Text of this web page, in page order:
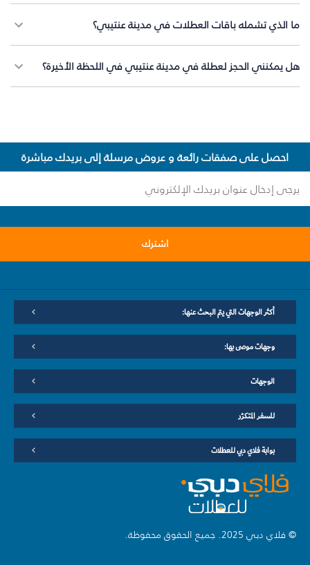
ما الذي تشمله باقات العطلات في مدينة عنتيبي؟
هل يمكنني الحجز لعطلة في مدينة عنتيبي في اللحظة الأخيرة؟
احصل على صفقات رائعة و عروض مرسلة إلى بريدك مباشرة
اشترك
أكثر الوجهات التي يتم البحث عنها:
وجهات موصى بها:
الوجهات
للسفر المتكرّر
بوابة فلاي دبي للعطلات
© فلاي دبي 2025. جميع الحقوق محفوظة.